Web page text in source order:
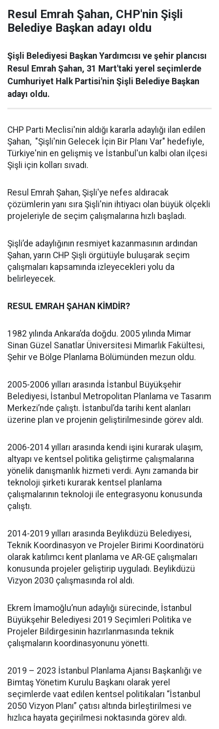
Resul Emrah Şahan, CHP'nin Şişli
Belediye Başkan adayı oldu
Şişli Belediyesi Başkan Yardımcısı ve şehir plancısı
Resul Emrah Şahan, 31 Mart'taki yerel seçimlerde
Cumhuriyet Halk Partisi'nin Şişli Belediye Başkan
adayı oldu.
CHP Parti Meclisi'nin aldığı kararla adaylığı ilan edilen
Şahan, "Şişli'nin Gelecek İçin Bir Planı Var" hedefiyle,
Türkiye'nin en gelişmiş ve İstanbul'un kalbi olan ilçesi
Şişli için kolları sıvadı.
Resul Emrah Şahan, Şişli'ye nefes aldıracak
çözümlerin yanı sıra Şişli'nin ihtiyacı olan büyük ölçekli
projeleriyle de seçim çalışmalarına hızlı başladı.
Şişli’de adaylığının resmiyet kazanmasının ardından
Şahan, yarın CHP Şişli örgütüyle buluşarak seçim
çalışmaları kapsamında izleyecekleri yolu da
belirleyecek.
RESUL EMRAH ŞAHAN KİMDİR?
1982 yılında Ankara’da doğdu. 2005 yılında Mimar
Sinan Güzel Sanatlar Üniversitesi Mimarlık Fakültesi,
Şehir ve Bölge Planlama Bölümünden mezun oldu.
2005-2006 yılları arasında İstanbul Büyükşehir
Belediyesi, İstanbul Metropolitan Planlama ve Tasarım
Merkezi’nde çalıştı. İstanbul’da tarihi kent alanları
üzerine plan ve projenin geliştirilmesinde görev aldı.
2006-2014 yılları arasında kendi işini kurarak ulaşım,
altyapı ve kentsel politika geliştirme çalışmalarına
yönelik danışmanlık hizmeti verdi. Aynı zamanda bir
teknoloji şirketi kurarak kentsel planlama
çalışmalarının teknoloji ile entegrasyonu konusunda
çalıştı.
2014-2019 yılları arasında Beylikdüzü Belediyesi,
Teknik Koordinasyon ve Projeler Birimi Koordinatörü
olarak katılımcı kent planlama ve AR-GE çalışmaları
konusunda projeler geliştirip uyguladı. Beylikdüzü
Vizyon 2030 çalışmasında rol aldı.
Ekrem İmamoğlu’nun adaylığı sürecinde, İstanbul
Büyükşehir Belediyesi 2019 Seçimleri Politika ve
Projeler Bildirgesinin hazırlanmasında teknik
çalışmaların koordinasyonunu yönetti.
2019 – 2023 İstanbul Planlama Ajansı Başkanlığı ve
Bimtaş Yönetim Kurulu Başkanı olarak yerel
seçimlerde vaat edilen kentsel politikaları “İstanbul
2050 Vizyon Planı” çatısı altında birleştirilmesi ve
hızlıca hayata geçirilmesi noktasında görev aldı.